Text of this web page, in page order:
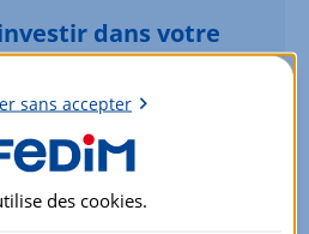
dans votre
sans accepter
des cookies.